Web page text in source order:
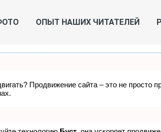
ОПЫТ НАШИХ ЧИТАТЕЛЕЙ
Продвижение сайта – это не